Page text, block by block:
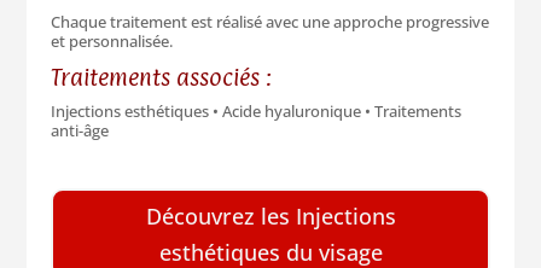
Chaque traitement est réalisé avec une approche progressive
et personnalisée.
Traitements associés :
Injections esthétiques • Acide hyaluronique • Traitements
anti-âge
Découvrez les Injections
esthétiques du visage